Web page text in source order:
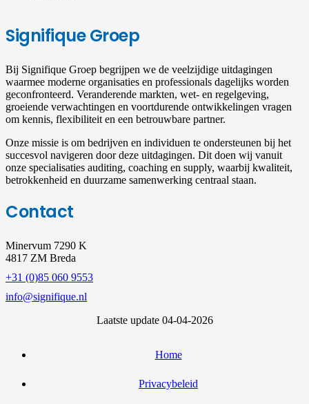
Signifique Groep
Bij Signifique Groep begrijpen we de veelzijdige uitdagingen
waarmee moderne organisaties en professionals dagelijks worden
geconfronteerd. Veranderende markten, wet- en regelgeving,
groeiende verwachtingen en voortdurende ontwikkelingen vragen
om kennis, flexibiliteit en een betrouwbare partner.
Onze missie is om bedrijven en individuen te ondersteunen bij het
succesvol navigeren door deze uitdagingen. Dit doen wij vanuit
onze specialisaties auditing, coaching en supply, waarbij kwaliteit,
betrokkenheid en duurzame samenwerking centraal staan.
Contact
Minervum 7290 K
4817 ZM Breda
+31 (0)85 060 9553
info@signifique.nl
Laatste update 04-04-2026
Home
Privacybeleid